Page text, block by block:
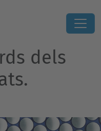
dels